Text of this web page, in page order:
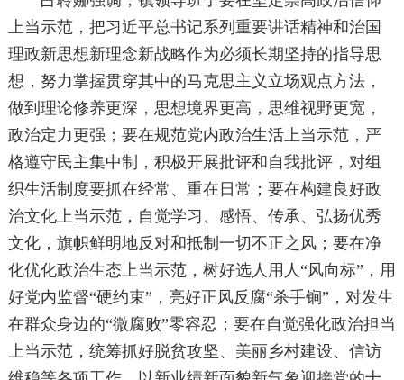
上当示范，把习近平总书记系列重要讲话精神和治国
理政新思想新理念新战略作为必须长期坚持的指导思
想，努力掌握贯穿其中的马克思主义立场观点方法，
做到理论修养更深，思想境界更高，思维视野更宽，
政治定力更强；要在规范党内政治生活上当示范，严
格遵守民主集中制，积极开展批评和自我批评，对组
织生活制度要抓在经常、重在日常；要在构建良好政
治文化上当示范，自觉学习、感悟、传承、弘扬优秀
文化，旗帜鲜明地反对和抵制一切不正之风；要在净
化优化政治生态上当示范，树好选人用人“风向标”，用
好党内监督“硬约束”，亮好正风反腐“杀手锏”，对发生
在群众身边的“微腐败”零容忍；要在自觉强化政治担当
上当示范，统筹抓好脱贫攻坚、美丽乡村建设、信访